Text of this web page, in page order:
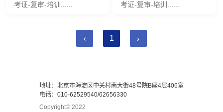
考证-复审-培训...... 考证-复审-培训......
1
地址：北京市海淀区中关村南大街48号院B座4层406室
电话：010-62529540/62656330
Copyright© 2022